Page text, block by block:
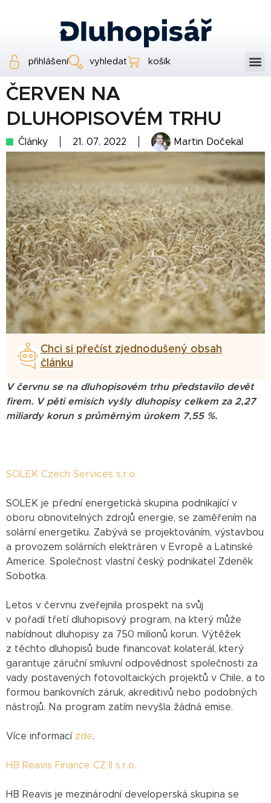
přihlášení vyhledat košík
ČERVEN NA
DLUHOPISOVÉM TRHU
Články 21. 07. 2022 Martin Dočekal
Chci si přečíst zjednodušený obsah
článku
V červnu se na dluhopisovém trhu představilo devět
firem. V pěti emisích vyšly dluhopisy celkem za 2,27
miliardy korun s průměrným úrokem 7,55 %.
SOLEK Czech Services s.r.o.
SOLEK je přední energetická skupina podnikající v
oboru obnovitelných zdrojů energie, se zaměřením na
solární energetiku. Zabývá se projektováním, výstavbou
a provozem solárních elektráren v Evropě a Latinské
Americe. Společnost vlastní český podnikatel Zdeněk
Sobotka.
Letos v červnu zveřejnila prospekt na svůj
v pořadí třetí dluhopisový program, na který může
nabídnout dluhopisy za 750 milionů korun. Výtěžek
z těchto dluhopisů bude financovat kolaterál, který
garantuje záruční smluvní odpovědnost společnosti za
vady postavených fotovoltaických projektů v Chile, a to
formou bankovních záruk, akreditivů nebo podobných
nástrojů. Na program zatím nevyšla žádná emise.
Více informací zde.
HB Reavis Finance CZ II s.r.o.
HB Reavis je mezinárodní developerská skupina se